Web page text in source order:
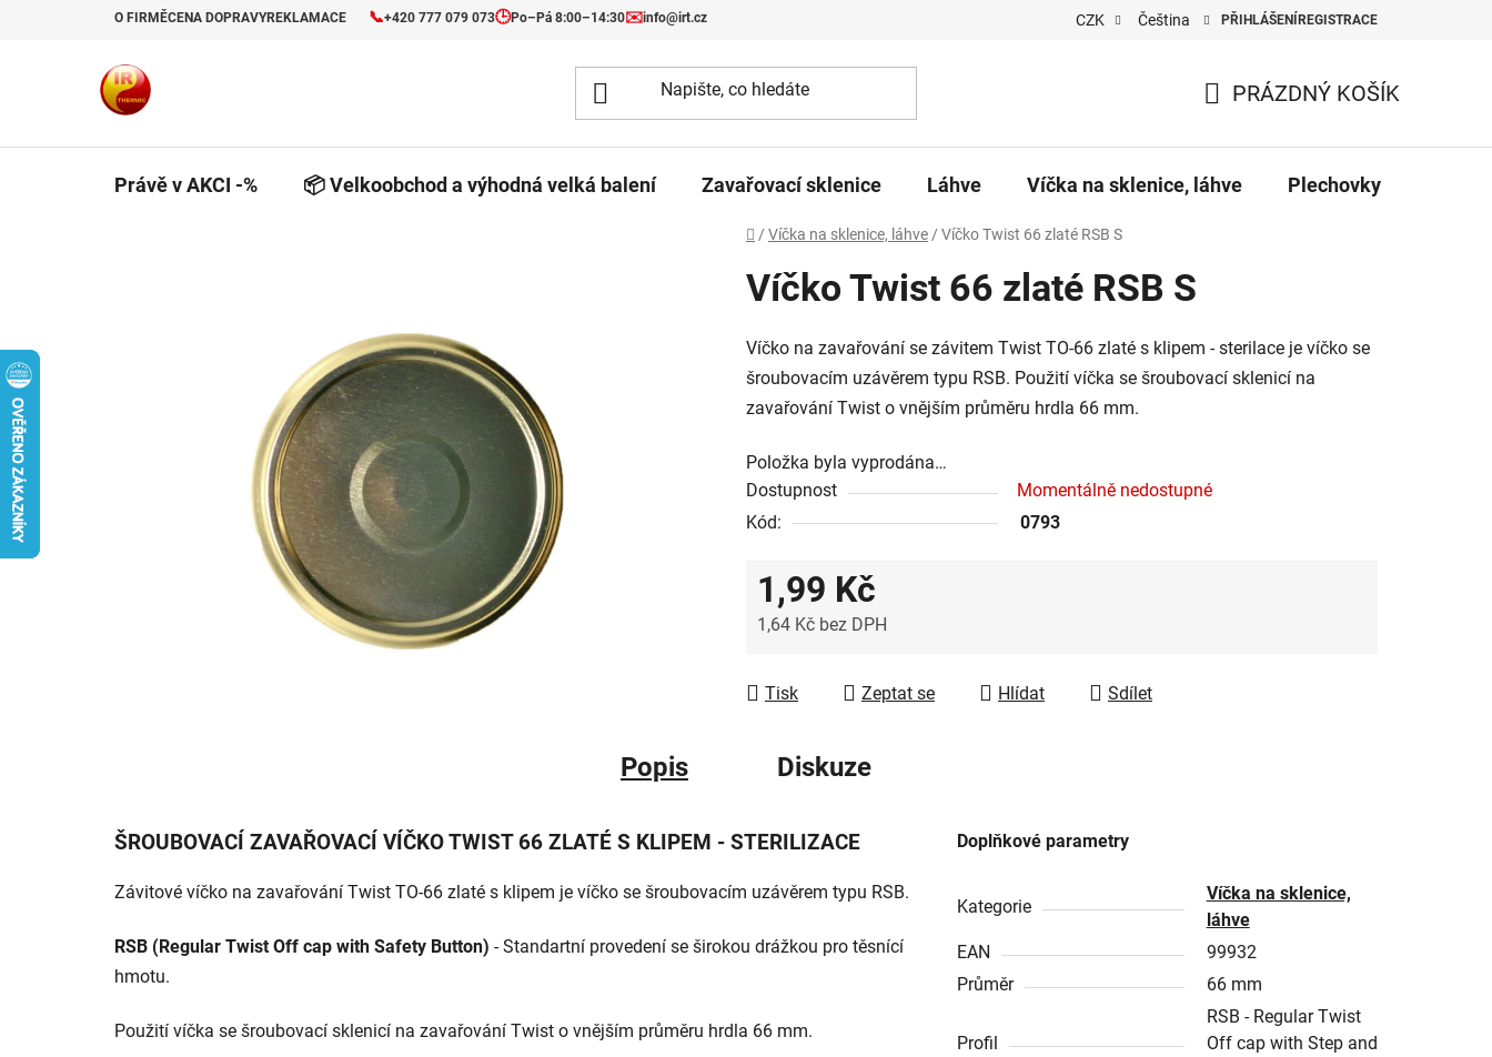
O FIRMĚCENA DOPRAVYREKLAMACE 📞+420 777 079 073🕒Po–Pá 8:00–14:30✉️info@irt.cz CZK Čeština PŘIHLÁŠENÍ REGISTRACE
KOŠÍK
PRÁZDNÝ KOŠÍK
Právě v AKCI -% 📦 Velkoobchod a výhodná velká balení Zavařovací sklenice Láhve Víčka na sklenice, láhve Plechovky
Domů
/ Víčka na sklenice, láhve / Víčko Twist 66 zlaté RSB S
Víčko Twist 66 zlaté RSB S
Víčko na zavařování se závitem Twist TO-66 zlaté s klipem - sterilace je víčko se
šroubovacím uzávěrem typu RSB. Použití víčka se šroubovací sklenicí na
zavařování Twist o vnějším průměru hrdla 66 mm.
Položka byla vyprodána…
Dostupnost
Momentálně nedostupné
Kód:
0793
1,99 Kč
1,64 Kč bez DPH
Tisk
Zeptat se Hlídat Sdílet
Popis Diskuze
ŠROUBOVACÍ ZAVAŘOVACÍ VÍČKO TWIST 66 ZLATÉ S KLIPEM - STERILIZACE
Závitové víčko na zavařování Twist TO-66 zlaté s klipem je víčko se šroubovacím uzávěrem typu RSB.
RSB (Regular Twist Off cap with Safety Button) - Standartní provedení se širokou drážkou pro těsnící
hmotu.
Použití víčka se šroubovací sklenicí na zavařování Twist o vnějším průměru hrdla 66 mm.
Doplňkové parametry
Kategorie
Víčka na sklenice,
láhve
EAN
99932
Průměr
66 mm
Profil
RSB - Regular Twist
Off cap with Step and